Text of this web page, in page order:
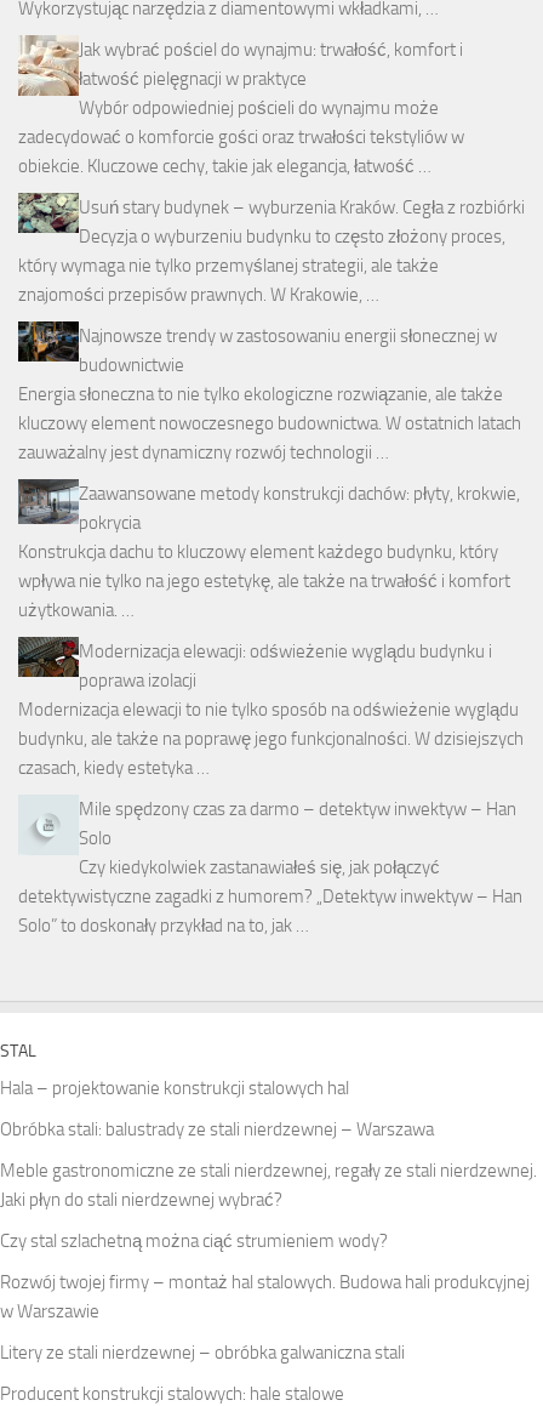
Wykorzystując narzędzia z diamentowymi wkładkami, …
Jak wybrać pościel do wynajmu: trwałość, komfort i
łatwość pielęgnacji w praktyce
Wybór odpowiedniej pościeli do wynajmu może
zadecydować o komforcie gości oraz trwałości tekstyliów w
obiekcie. Kluczowe cechy, takie jak elegancja, łatwość …
Usuń stary budynek – wyburzenia Kraków. Cegła z rozbiórki
Decyzja o wyburzeniu budynku to często złożony proces,
który wymaga nie tylko przemyślanej strategii, ale także
znajomości przepisów prawnych. W Krakowie, …
Najnowsze trendy w zastosowaniu energii słonecznej w
budownictwie
Energia słoneczna to nie tylko ekologiczne rozwiązanie, ale także
kluczowy element nowoczesnego budownictwa. W ostatnich latach
zauważalny jest dynamiczny rozwój technologii …
Zaawansowane metody konstrukcji dachów: płyty, krokwie,
pokrycia
Konstrukcja dachu to kluczowy element każdego budynku, który
wpływa nie tylko na jego estetykę, ale także na trwałość i komfort
użytkowania. …
Modernizacja elewacji: odświeżenie wyglądu budynku i
poprawa izolacji
Modernizacja elewacji to nie tylko sposób na odświeżenie wyglądu
budynku, ale także na poprawę jego funkcjonalności. W dzisiejszych
czasach, kiedy estetyka …
Mile spędzony czas za darmo – detektyw inwektyw – Han
Solo
Czy kiedykolwiek zastanawiałeś się, jak połączyć
detektywistyczne zagadki z humorem? „Detektyw inwektyw – Han
Solo” to doskonały przykład na to, jak …
STAL
Hala – projektowanie konstrukcji stalowych hal
Obróbka stali: balustrady ze stali nierdzewnej – Warszawa
Meble gastronomiczne ze stali nierdzewnej, regały ze stali nierdzewnej.
Jaki płyn do stali nierdzewnej wybrać?
Czy stal szlachetną można ciąć strumieniem wody?
Rozwój twojej firmy – montaż hal stalowych. Budowa hali produkcyjnej
w Warszawie
Litery ze stali nierdzewnej – obróbka galwaniczna stali
Producent konstrukcji stalowych: hale stalowe